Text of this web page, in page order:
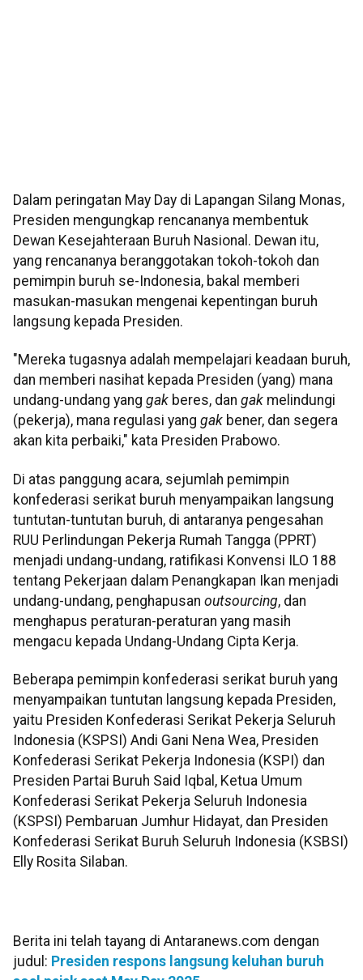
Dalam peringatan May Day di Lapangan Silang Monas,
Presiden mengungkap rencananya membentuk
Dewan Kesejahteraan Buruh Nasional. Dewan itu,
yang rencananya beranggotakan tokoh-tokoh dan
pemimpin buruh se-Indonesia, bakal memberi
masukan-masukan mengenai kepentingan buruh
langsung kepada Presiden.
"Mereka tugasnya adalah mempelajari keadaan buruh,
dan memberi nasihat kepada Presiden (yang) mana
undang-undang yang gak beres, dan gak melindungi
(pekerja), mana regulasi yang gak bener, dan segera
akan kita perbaiki," kata Presiden Prabowo.
Di atas panggung acara, sejumlah pemimpin
konfederasi serikat buruh menyampaikan langsung
tuntutan-tuntutan buruh, di antaranya pengesahan
RUU Perlindungan Pekerja Rumah Tangga (PPRT)
menjadi undang-undang, ratifikasi Konvensi ILO 188
tentang Pekerjaan dalam Penangkapan Ikan menjadi
undang-undang, penghapusan outsourcing, dan
menghapus peraturan-peraturan yang masih
mengacu kepada Undang-Undang Cipta Kerja.
Beberapa pemimpin konfederasi serikat buruh yang
menyampaikan tuntutan langsung kepada Presiden,
yaitu Presiden Konfederasi Serikat Pekerja Seluruh
Indonesia (KSPSI) Andi Gani Nena Wea, Presiden
Konfederasi Serikat Pekerja Indonesia (KSPI) dan
Presiden Partai Buruh Said Iqbal, Ketua Umum
Konfederasi Serikat Pekerja Seluruh Indonesia
(KSPSI) Pembaruan Jumhur Hidayat, dan Presiden
Konfederasi Serikat Buruh Seluruh Indonesia (KSBSI)
Elly Rosita Silaban.
Berita ini telah tayang di Antaranews.com dengan
judul: Presiden respons langsung keluhan buruh